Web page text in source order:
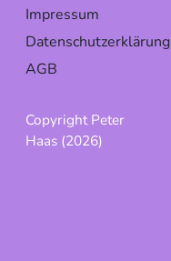
Impressum
Datenschutzerklärung
AGB
Copyright Peter
Haas (2026)